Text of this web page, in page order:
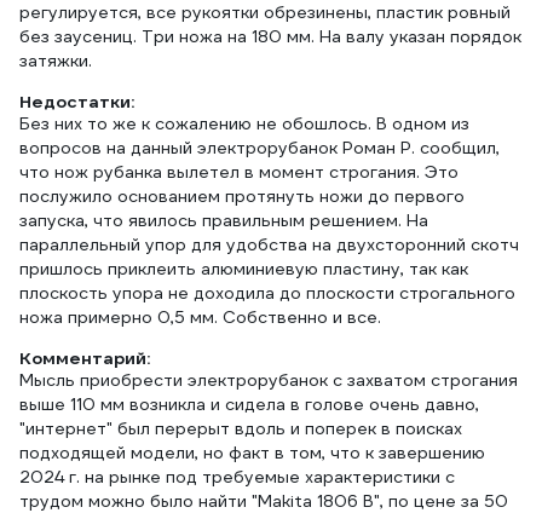
регулируется, все рукоятки обрезинены, пластик ровный
без заусениц. Три ножа на 180 мм. На валу указан порядок
затяжки.
Недостатки:
Без них то же к сожалению не обошлось. В одном из
вопросов на данный электрорубанок Роман Р. сообщил,
что нож рубанка вылетел в момент строгания. Это
послужило основанием протянуть ножи до первого
запуска, что явилось правильным решением. На
параллельный упор для удобства на двухсторонний скотч
пришлось приклеить алюминиевую пластину, так как
плоскость упора не доходила до плоскости строгального
ножа примерно 0,5 мм. Собственно и все.
Комментарий:
Мысль приобрести электрорубанок с захватом строгания
выше 110 мм возникла и сидела в голове очень давно,
"интернет" был перерыт вдоль и поперек в поисках
подходящей модели, но факт в том, что к завершению
2024 г. на рынке под требуемые характеристики с
трудом можно было найти "Makita 1806 B", по цене за 50